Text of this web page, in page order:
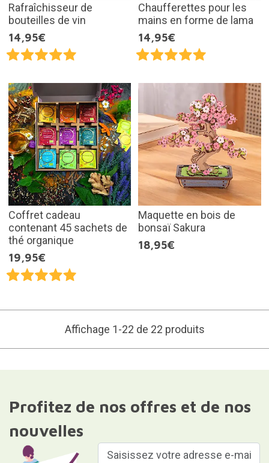
Rafraîchisseur de
bouteilles de vin
14,95€
Chaufferettes pour les
mains en forme de lama
14,95€
Coffret cadeau
contenant 45 sachets de
thé organique
19,95€
Maquette en bois de
bonsaï Sakura
18,95€
Affichage 1-22 de 22 produits
Profitez de nos offres et de nos
nouvelles